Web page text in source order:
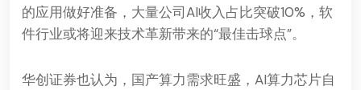
的应用做好准备，大量公司AI收入占比突破10%，软
件行业或将迎来技术革新带来的“最佳击球点”。
华创证券也认为，国产算力需求旺盛，AI算力芯片自